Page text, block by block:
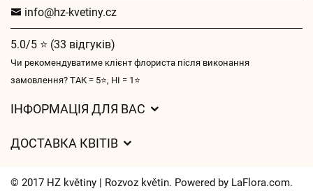
info@hz-kvetiny.cz
5.0/5 ⭐ (33 відгуків)
Чи рекомендуватиме клієнт флориста після виконання
замовлення? ТАК = 5⭐, НІ = 1⭐
ІНФОРМАЦІЯ ДЛЯ ВАС
Захист персональних даних
Час доставки квітів – огляд можливостей
ДОСТАВКА КВІТІВ
© 2017 HZ květiny | Rozvoz květin. Powered by LaFlora.com.